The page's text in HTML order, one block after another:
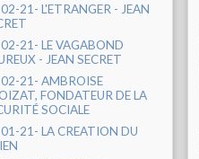
21- L'ETRANGER - JEAN
21- LE VAGABOND
- JEAN SECRET
21- AMBROISE
FONDATEUR DE LA
SOCIALE
21- LA CREATION DU